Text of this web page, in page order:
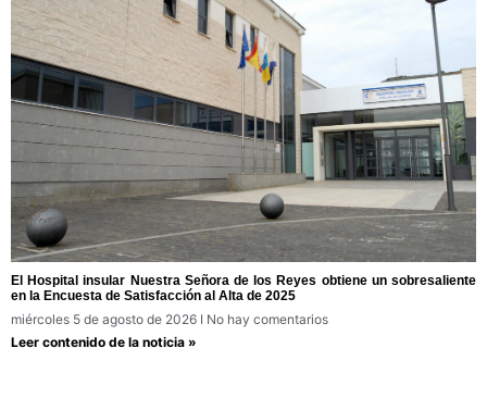
El Hospital insular Nuestra Señora de los Reyes obtiene un sobresaliente
en la Encuesta de Satisfacción al Alta de 2025
miércoles 5 de agosto de 2026
No hay comentarios
Leer contenido de la noticia »